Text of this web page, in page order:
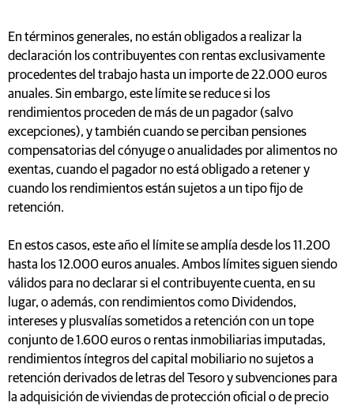
En términos generales, no están obligados a realizar la
declaración los contribuyentes con rentas exclusivamente
procedentes del trabajo hasta un importe de 22.000 euros
anuales. Sin embargo, este límite se reduce si los
rendimientos proceden de más de un pagador (salvo
excepciones), y también cuando se perciban pensiones
compensatorias del cónyuge o anualidades por alimentos no
exentas, cuando el pagador no está obligado a retener y
cuando los rendimientos están sujetos a un tipo fijo de
retención.
En estos casos, este año el límite se amplía desde los 11.200
hasta los 12.000 euros anuales. Ambos límites siguen siendo
válidos para no declarar si el contribuyente cuenta, en su
lugar, o además, con rendimientos como Dividendos,
intereses y plusvalías sometidos a retención con un tope
conjunto de 1.600 euros o rentas inmobiliarias imputadas,
rendimientos íntegros del capital mobiliario no sujetos a
retención derivados de letras del Tesoro y subvenciones para
la adquisición de viviendas de protección oficial o de precio